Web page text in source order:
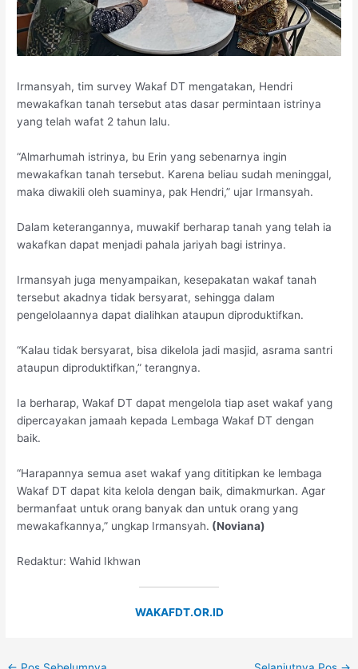
Irmansyah, tim survey Wakaf DT mengatakan, Hendri
mewakafkan tanah tersebut atas dasar permintaan istrinya
yang telah wafat 2 tahun lalu.
“Almarhumah istrinya, bu Erin yang sebenarnya ingin
mewakafkan tanah tersebut. Karena beliau sudah meninggal,
maka diwakili oleh suaminya, pak Hendri,” ujar Irmansyah.
Dalam keterangannya, muwakif berharap tanah yang telah ia
wakafkan dapat menjadi pahala jariyah bagi istrinya.
Irmansyah juga menyampaikan, kesepakatan wakaf tanah
tersebut akadnya tidak bersyarat, sehingga dalam
pengelolaannya dapat dialihkan ataupun diproduktifkan.
“Kalau tidak bersyarat, bisa dikelola jadi masjid, asrama santri
ataupun diproduktifkan,” terangnya.
Ia berharap, Wakaf DT dapat mengelola tiap aset wakaf yang
dipercayakan jamaah kepada Lembaga Wakaf DT dengan
baik.
“Harapannya semua aset wakaf yang dititipkan ke lembaga
Wakaf DT dapat kita kelola dengan baik, dimakmurkan. Agar
bermanfaat untuk orang banyak dan untuk orang yang
mewakafkannya,” ungkap Irmansyah. (Noviana)
Redaktur: Wahid Ikhwan
WAKAFDT.OR.ID